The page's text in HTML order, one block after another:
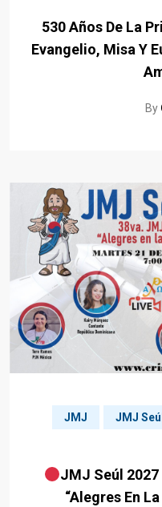
530 Años De La
Evangelio, Misa Y
By
JMJ JMJ
JMJ Seúl 2027
“Alegres En